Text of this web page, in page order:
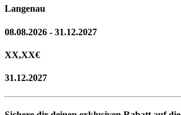
Langenau
08.08.2026 - 31.12.2027
XX,XX€
31.12.2027